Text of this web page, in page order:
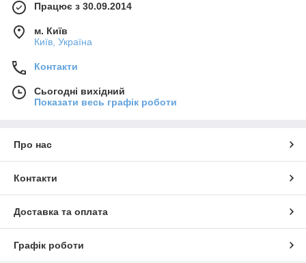
Працює з 30.09.2014
м. Київ
Київ, Україна
Контакти
Сьогодні вихідний
Показати весь графік роботи
Про нас
Контакти
Доставка та оплата
Графік роботи